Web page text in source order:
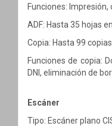
Funciones:
ADF: Hasta 35 hojas
Copia: Hasta 99
Funciones de copia:
DNI, eliminación de
Escáner
Tipo: Escáner plano